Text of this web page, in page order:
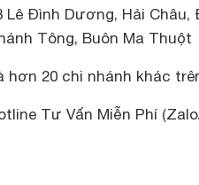
Lê Đình Dương, Hải Châu,
Tông, Buôn Ma Thuột
hơn 20 chi nhánh khác
Tư Vấn Miễn Phí